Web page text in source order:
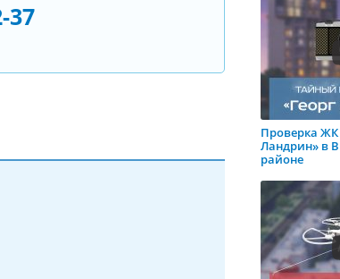
37
Проверка ЖК
Ландрин» в
районе